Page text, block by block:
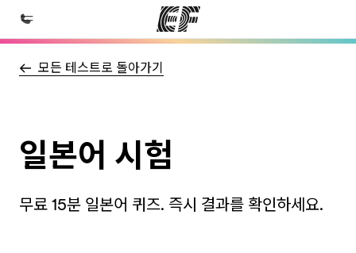
제공하는 과정 안내
가까운 지사 검색
모든 테스트로 돌아가기
일본어 시험
무료 15분 일본어 퀴즈. 즉시 결과를 확인하세요.